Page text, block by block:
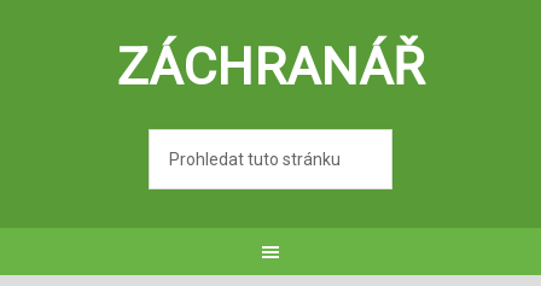
ZÁCHRANÁŘ